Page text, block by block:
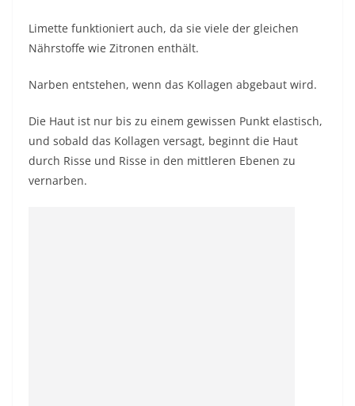
Limette funktioniert auch, da sie viele der gleichen
Nährstoffe wie Zitronen enthält.
Narben entstehen, wenn das Kollagen abgebaut wird.
Die Haut ist nur bis zu einem gewissen Punkt elastisch,
und sobald das Kollagen versagt, beginnt die Haut
durch Risse und Risse in den mittleren Ebenen zu
vernarben.